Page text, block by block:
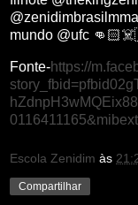
mundo @ufc
Fonte-https://
Escola Zenidim às
Compartilhar